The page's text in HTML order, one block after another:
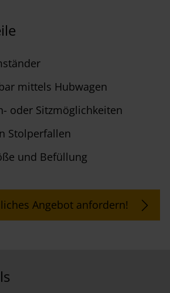
mittels Hubwagen
oder Sitzmöglichkeiten
Stolperfallen
und Befüllung
Angebot anfordern!